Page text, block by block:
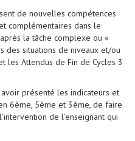
de nouvelles compétences
complémentaires dans le
la tâche complexe ou «
des situations de niveaux et/ou
les Attendus de Fin de Cycles 3
présenté les indicateurs et
6ème, 5ème et 3ème, de faire
de l’enseignant qui